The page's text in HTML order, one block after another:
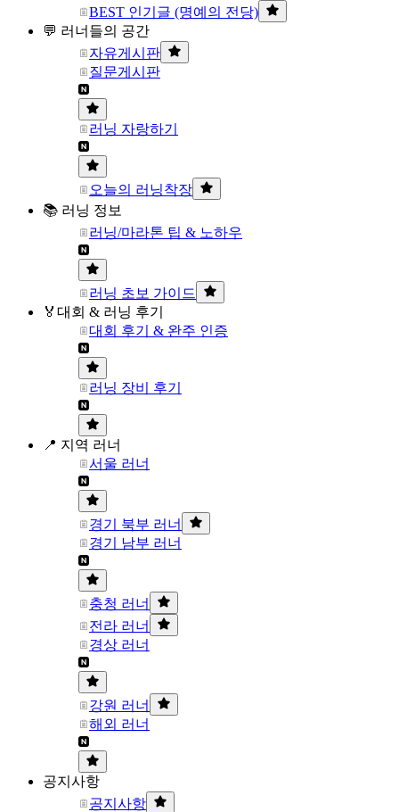
BEST 인기글 (명예의 전당)
💬 러너들의 공간
자유게시판
질문게시판
러닝 자랑하기
오늘의 러닝착장
📚 러닝 정보
러닝/마라톤 팁 & 노하우
러닝 초보 가이드
🏅대회 & 러닝 후기
대회 후기 & 완주 인증
러닝 장비 후기
📍 지역 러너
서울 러너
경기 북부 러너
경기 남부 러너
충청 러너
전라 러너
경상 러너
강원 러너
해외 러너
공지사항
공지사항